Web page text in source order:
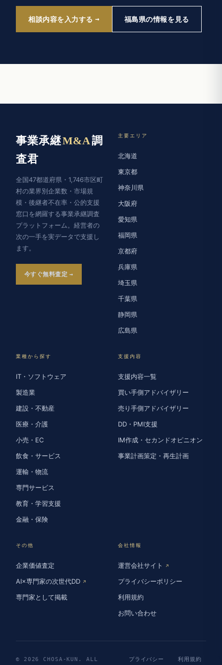
相談内容を入力する 福島県の情報を見る
事業承継M&A調
査君
全国47都道府県・1,746市区町
村の業界別企業数・市場規
模・後継者不在率・公的支援
窓口を網羅する事業承継調査
プラットフォーム。経営者の
次の一手を実データで支援し
ます。
今すぐ無料査定
主要エリア
北海道
東京都
神奈川県
大阪府
愛知県
福岡県
京都府
兵庫県
埼玉県
千葉県
静岡県
広島県
業種から探す
IT・ソフトウェア
製造業
建設・不動産
医療・介護
小売・EC
飲食・サービス
運輸・物流
専門サービス
教育・学習支援
金融・保険
支援内容
支援内容一覧
買い手側アドバイザリー
売り手側アドバイザリー
DD・PMI支援
IM作成・セカンドオピニオン
事業計画策定・再生計画
その他
企業価値査定
AI×専門家の次世代DD ↗
専門家として掲載
会社情報
運営会社サイト ↗
プライバシーポリシー
利用規約
お問い合わせ
© 2026 CHOSA-KUN. ALL
プライバシー
利用規約